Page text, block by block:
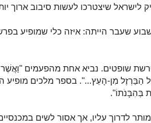
לישראל שיצטרכו לעשות סיבוב ארוך
שעבר הייתה: איזה כלי שמופיע
שופטים. נביא אחת מהפעמים
הַבַּרְזֶל מִן-הָעֵץ...". בספר מלכים מופיע
בְּהִבָּנֹתוֹ".
לדרוך עליו, אך אסור לשים